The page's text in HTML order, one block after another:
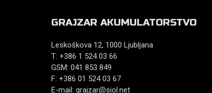
GRAJZAR AKUMULATORSTVO
Leskoškova 12, 1000 Ljubljana
T: +386 1 524 03 66
GSM: 041 853 849
F: +386 01 524 03 67
E-mail: grajzar@siol.net